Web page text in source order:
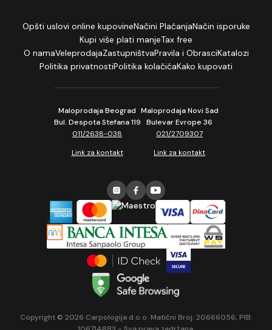
Opšti uslovi online kupovineNačini PlaćanjaNačin isporuke
Kupi više plati manjeTax free
O namaVeleprodajaZastupništvaPravila i ObrasciKatalozi
Politika privatnostiPolitika kolačićaKako kupovati
Maloprodaja Beograd
Bul. Despota Stefana 119
011/2638-038
Link za kontakt
Maloprodaja Novi Sad
Bulevar Evrope 36
021/2709307
Link za kontakt
Copyright © 2026 Carpologija d.o.o. Matični Broj: 20666056, PIB: